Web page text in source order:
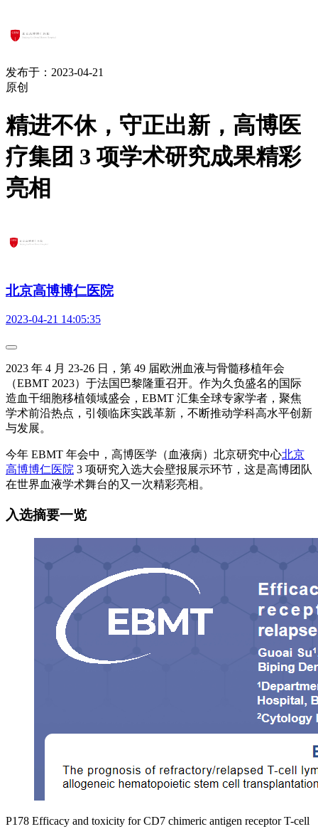
发布于：2023-04-21
原创
精进不休，守正出新，高博医
疗集团 3 项学术研究成果精彩
亮相
北京高博博仁医院
2023-04-21 14:05:35
2023 年 4 月 23-26 日，第 49 届欧洲血液与骨髓移植年会
（EBMT 2023）于法国巴黎隆重召开。作为久负盛名的国际
造血干细胞移植领域盛会，EBMT 汇集全球专家学者，聚焦
学术前沿热点，引领临床实践革新，不断推动学科高水平创新
与发展。
今年 EBMT 年会中，高博医学（血液病）北京研究中心北京
高博博仁医院 3 项研究入选大会壁报展示环节，这是高博团队
在世界血液学术舞台的又一次精彩亮相。
入选摘要一览
P178 Efficacy and toxicity for CD7 chimeric antigen receptor T-cell